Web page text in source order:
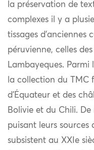
la préservation de
complexes il y a
tissages d’anciennes
péruvienne, celles
Lambayeques. Parmi
la collection du TMC
d’Équateur et des
Bolivie et du Chili.
puisant leurs sources
subsistent au XXIe